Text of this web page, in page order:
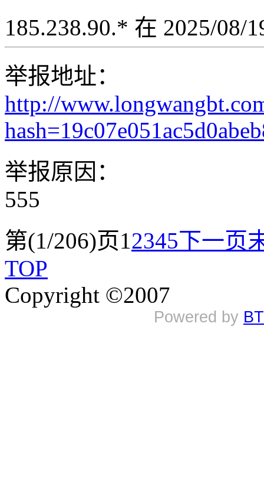
185.238.90.* 在 2025/08/
举报地址：
http://
举报原因：
555
第(1/206)页12345下一页
TOP
Copyright ©2007
Powered by